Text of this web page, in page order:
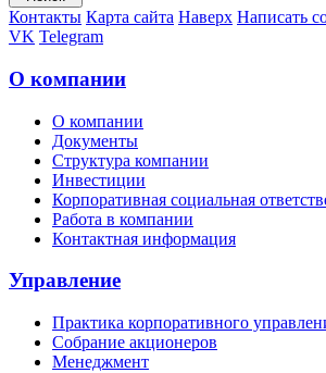
Контакты Карта сайта Наверх Написать
VK Telegram
О компании
О компании
Документы
Структура компании
Инвестиции
Корпоративная социальная
Работа в компании
Контактная информация
Управление
Практика корпоративного
Собрание акционеров
Менеджмент